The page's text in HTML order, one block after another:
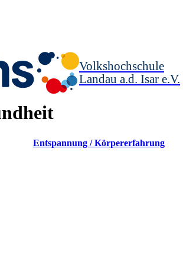
Volkshochschule
Landau a.d. Isar e.V.
Entspannung / Körpererfahrung